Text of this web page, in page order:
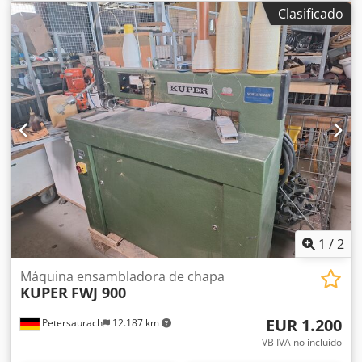
Clasificado
1 /2
Petersaurach 12.187 km
Máquina ensambladora de chapa
KUPER FWJ 900
EUR 1.200
VB IVA no incluído